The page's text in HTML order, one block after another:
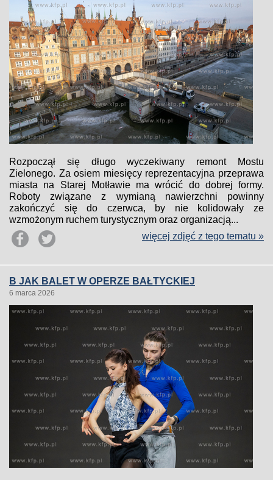
Rozpoczął się długo wyczekiwany remont Mostu
Zielonego. Za osiem miesięcy reprezentacyjna przeprawa
miasta na Starej Motławie ma wrócić do dobrej formy.
Roboty związane z wymianą nawierzchni powinny
zakończyć się do czerwca, by nie kolidowały ze
wzmożonym ruchem turystycznym oraz organizacją...
więcej zdjęć z tego tematu »
B JAK BALET W OPERZE BAŁTYCKIEJ
6 marca 2026